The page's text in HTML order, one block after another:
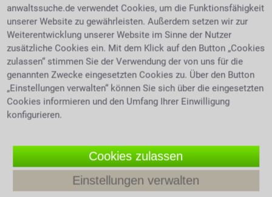
Wer ist der richtige Ansprechpartner?
Intensivkrankenschwester steht
am Bett einer Patientin
Sozialhilfe muss im
örtlichen Rathaus oder
dem Bürgeramt
beantragt werden.
Wollen Sie einen Antrag
auf Sozialhilfe stellen,
so benötigen Sie
Ihre Einkommens- und Vermögensnachweise und
Ihre Mietbelege. Selbstverständlich auch Nachweise
die Ihren Mehrbedarf belegen wie etwa ein ärztliches
anwaltssuche.de verwendet Cookies, um die Funktionsfähigkeit
unserer Website zu gewährleisten. Außerdem setzen wir zur
Weiterentwicklung unserer Website im Sinne der Nutzer
zusätzliche Cookies ein. Mit dem Klick auf den Button „Cookies
zulassen“ stimmen Sie der Verwendung der von uns für die
genannten Zwecke eingesetzten Cookies zu. Über den Button
„Einstellungen verwalten“ können Sie sich über die eingesetzten
Cookies informieren und den Umfang Ihrer Einwilligung
konfigurieren.
Cookies zulassen
Einstellungen verwalten